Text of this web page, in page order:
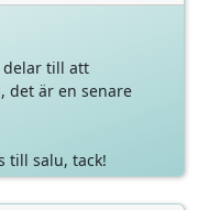
delar till att
det är en senare
till salu, tack!